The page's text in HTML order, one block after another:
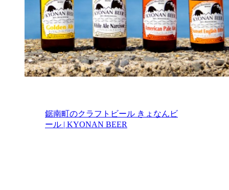
鋸南町のクラフトビール きょなんビ
ール | KYONAN BEER